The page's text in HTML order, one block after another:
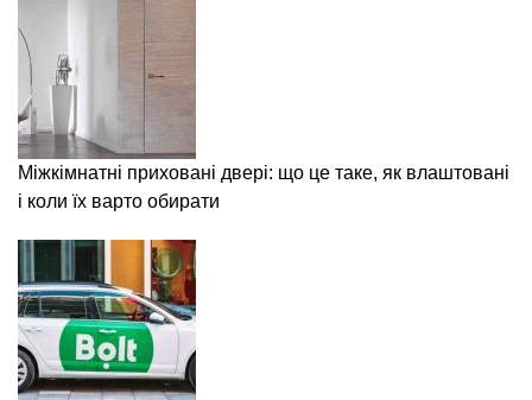
Міжкімнатні приховані двері: що це таке, як влаштовані
і коли їх варто обирати